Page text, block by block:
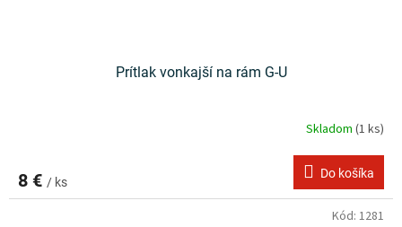
Prítlak vonkajší na rám G-U
Skladom (1 ks)
8 € / ks
Do košíka
Kód: 1281